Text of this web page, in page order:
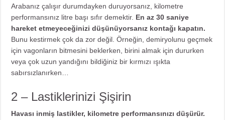
Arabanız çalışır durumdayken duruyorsanız, kilometre
performansınız litre başı sıfır demektir. En az 30 saniye
hareket etmeyeceğinizi düşünüyorsanız kontağı kapatın.
Bunu kestirmek çok da zor değil. Örneğin, demiryolunu geçmek
için vagonların bitmesini beklerken, birini almak için dururken
veya çok uzun yandığını bildiğiniz bir kırmızı ışıkta
sabırsızlanırken…
2 – Lastiklerinizi Şişirin
Havası inmiş lastikler, kilometre performansınızı düşürür.